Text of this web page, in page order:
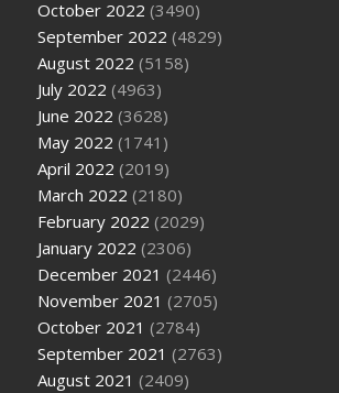
October 2022 (3490)
September 2022 (4829)
August 2022 (5158)
July 2022 (4963)
June 2022 (3628)
May 2022 (1741)
April 2022 (2019)
March 2022 (2180)
February 2022 (2029)
January 2022 (2306)
December 2021 (2446)
November 2021 (2705)
October 2021 (2784)
September 2021 (2763)
August 2021 (2409)